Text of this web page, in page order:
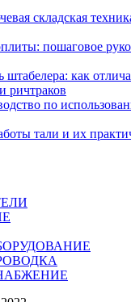
складская
пошаговое
штабелера: как
ричтраков
по
тали и их